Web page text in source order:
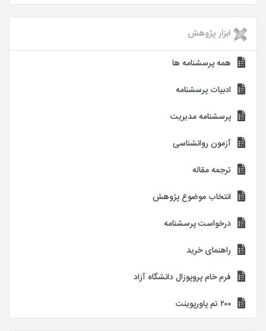
ابزار پژوهش
همه پرسشنامه ها
ادبیات پرسشنامه
پرسشنامه مدیریت
آزمون روانشناسی
ترجمه مقاله
انتخاب موضوع پژوهش
درخواست پرسشنامه
راهنمای خرید
فرم خام پروپوزال دانشگاه آزاد
۲۰۰ تم پاورپوینت